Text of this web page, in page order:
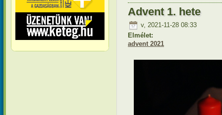
Advent 1. hete
v, 2021-11-28 08:33
Elmélet:
advent 2021